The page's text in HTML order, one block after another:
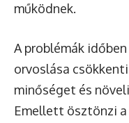
működnek.
A problémák
orvoslása
minőséget és
Emellett ösztönzi